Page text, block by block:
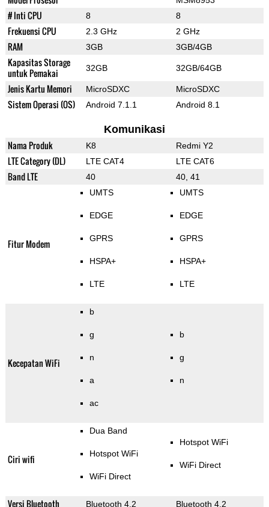
# Inti CPU 8 8
Frekuensi CPU 2.3 GHz 2 GHz
RAM 3GB 3GB/4GB
Kapasitas Storage
untuk Pemakai
32GB 32GB/64GB
Jenis Kartu Memori MicroSDXC MicroSDXC
Sistem Operasi (OS) Android 7.1.1 Android 8.1
Komunikasi
Nama Produk K8 Redmi Y2
LTE Category (DL) LTE CAT4 LTE CAT6
Band LTE 40 40, 41
Fitur Modem
UMTS
EDGE
GPRS
HSPA+
LTE
UMTS
EDGE
GPRS
HSPA+
LTE
Kecepatan WiFi
b
g
n
a
ac
b
g
n
Ciri wifi
Dua Band
Hotspot WiFi
WiFi Direct
Hotspot WiFi
WiFi Direct
Versi Bluetooth Bluetooth 4.2 Bluetooth 4.2